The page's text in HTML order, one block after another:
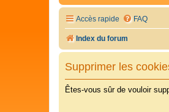
Accès rapide FAQ
Index du forum
Supprimer les
Êtes-vous sûr de vouloir